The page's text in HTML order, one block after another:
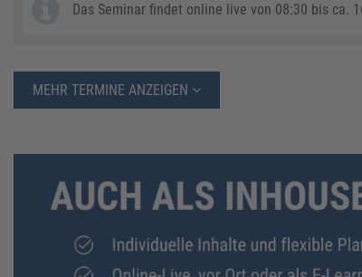
Das Seminar findet online live von 08:30 bis ca.
MEHR TERMINE ANZEIGEN